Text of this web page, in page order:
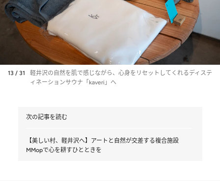
13 / 31
軽井沢の自然を肌で感じながら、心身をリセットしてくれるディステ
ィネーションサウナ「kaveri」へ
次の記事を読む
【美しい村、軽井沢へ】アートと自然が交差する複合施設
MMopで心を耕すひとときを